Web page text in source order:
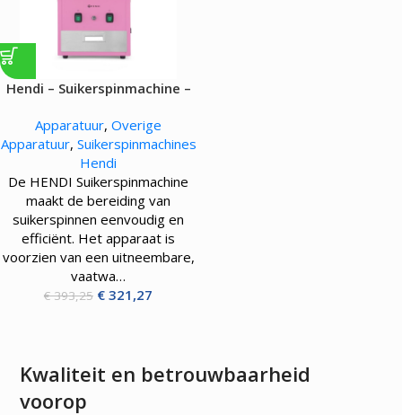
Hendi – Suikerspinmachine –
Apparatuur, Overige
Apparatuur, Suikerspinmachines
Hendi
De HENDI Suikerspinmachine
maakt de bereiding van
suikerspinnen eenvoudig en
efficiënt. Het apparaat is
voorzien van een uitneembare,
vaatwa…
€393,25 € 321,27
Kwaliteit en betrouwbaarheid
voorop